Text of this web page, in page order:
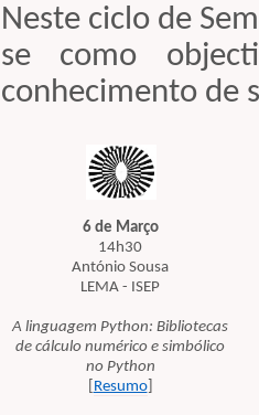
Neste ciclo de
se como
conhecimento de
6 de Março
14h30
António Sousa
LEMA - ISEP
A linguagem Python: Bibliotecas
de cálculo numérico e simbólico
no Python
Resumo]